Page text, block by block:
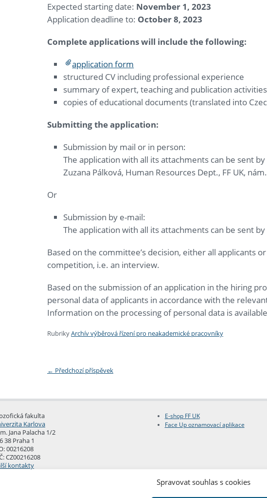
Spravovat souhlas s cookies
Expected starting date: November 1, 2023
Application deadline to: October 8, 2023
Complete applications will include the following:
application form
structured CV including professional experience
summary of expert, teaching and publication activities
copies of educational documents (translated into
Submitting the application:
Submission by mail or in person:
The application with all its attachments can be sent
Zuzana Pálková, Human Resources Dept., FF UK,
Or
Submission by e-mail:
The application with all its attachments can be sent
Based on the committee’s decision, either all applicants
competition, i.e. an interview.
Based on the submission of an application in the hiring
personal data of applicants in accordance with the
Information on the processing of personal data is
RubrikyArchív výběrová řízení pro neakademické pracovníky
← Předchozí příspěvek
fakulta
Karlova
Jana Palacha 1/2
38 Praha 1
00216208
CZ00216208
kontakty
E-shop FF UK
Face Up oznamovací aplikace